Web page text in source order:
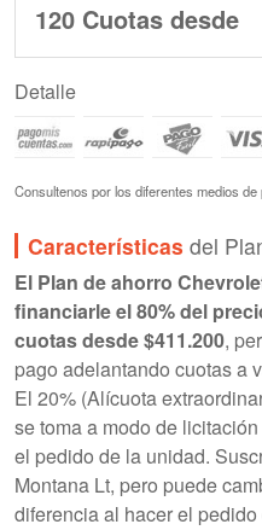
Características del
El Plan de ahorro
financiarle el 80% del
cuotas desde $411.200,
pago adelantando cuotas a
El 20% (Alícuota
se toma a modo de
el pedido de la unidad.
Montana Lt, pero puede
diferencia al hacer el
120 Cuotas desde
Detalle
Consultenos por los diferentes medios de